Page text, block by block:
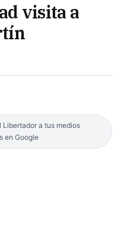
visita a
Libertador a tus medios
en Google